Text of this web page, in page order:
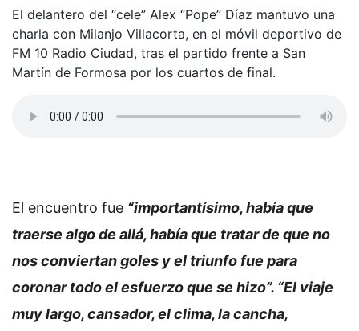
El delantero del “cele” Alex “Pope” Díaz mantuvo una
charla con Milanjo Villacorta, en el móvil deportivo de
FM 10 Radio Ciudad, tras el partido frente a San
Martín de Formosa por los cuartos de final.
El encuentro fue “importantísimo, había que
traerse algo de allá, había que tratar de que no
nos conviertan goles y el triunfo fue para
coronar todo el esfuerzo que se hizo”. “El viaje
muy largo, cansador, el clima, la cancha,